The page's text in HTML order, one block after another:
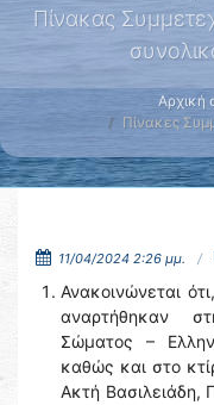
Πίνακας
Αρχική
Πίνακες
11/04/2024 2:26 μμ.
Ανακοινώνεται ότι,
αναρτήθηκαν
Σώματος –
καθώς και στο
Ακτή Βασιλειάδη,